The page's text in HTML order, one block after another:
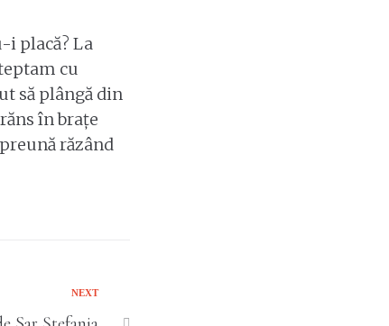
i placă? La
cu
să plângă din
în brațe
răzând
NEXT